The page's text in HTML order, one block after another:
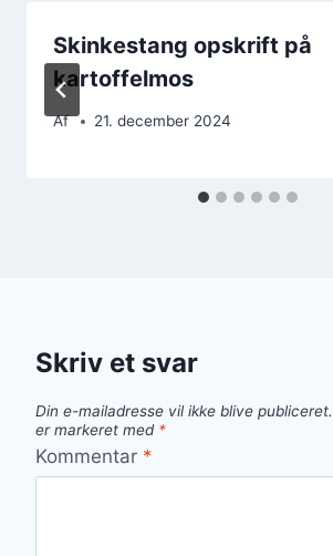
Skinkestang opskrift på
kartoffelmos
Af 21. december 2024
Skriv et svar
Din e-mailadresse vil ikke blive publiceret.
er markeret med *
Kommentar *